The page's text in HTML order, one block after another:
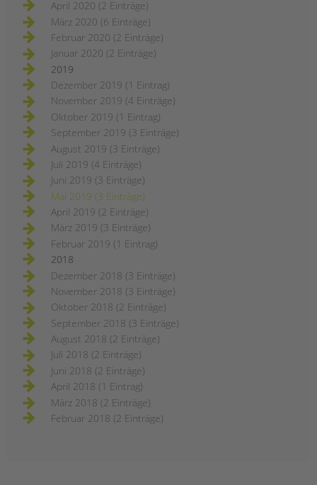
April 2020 (2 Einträge)
März 2020 (6 Einträge)
Februar 2020 (2 Einträge)
Januar 2020 (2 Einträge)
2019
Dezember 2019 (1 Eintrag)
November 2019 (4 Einträge)
Oktober 2019 (1 Eintrag)
September 2019 (3 Einträge)
August 2019 (3 Einträge)
Juli 2019 (4 Einträge)
Juni 2019 (3 Einträge)
Mai 2019 (3 Einträge)
April 2019 (2 Einträge)
März 2019 (3 Einträge)
Februar 2019 (1 Eintrag)
2018
Dezember 2018 (3 Einträge)
November 2018 (3 Einträge)
Oktober 2018 (2 Einträge)
September 2018 (3 Einträge)
August 2018 (2 Einträge)
Juli 2018 (2 Einträge)
Juni 2018 (2 Einträge)
April 2018 (1 Eintrag)
März 2018 (2 Einträge)
Februar 2018 (2 Einträge)